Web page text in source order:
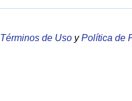
Términos de Uso yPolítica de